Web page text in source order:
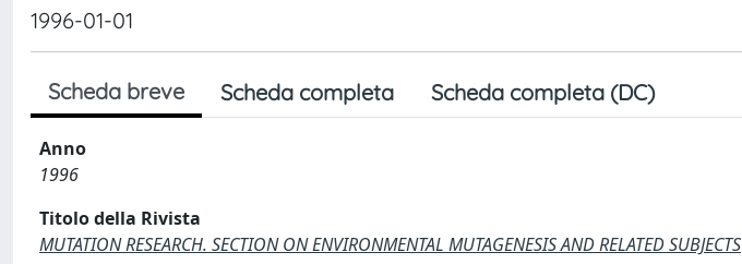
1996-01-01
Scheda breve Scheda completa Scheda completa (DC)
Anno
1996
Titolo della Rivista
MUTATION RESEARCH. SECTION ON ENVIRONMENTAL MUTAGENESIS AND RELATED SUBJECTS